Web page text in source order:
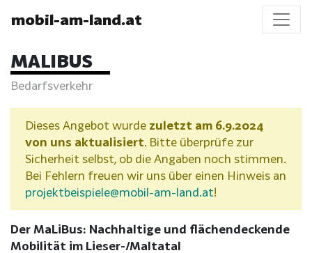
mobil-am-land.at
MALIBUS
Bedarfsverkehr
Dieses Angebot wurde zuletzt am 6.9.2024
von uns aktualisiert. Bitte überprüfe zur
Sicherheit selbst, ob die Angaben noch stimmen.
Bei Fehlern freuen wir uns über einen Hinweis an
projektbeispiele@mobil-am-land.at!
Der MaLiBus: Nachhaltige und flächendeckende
Mobilität im Lieser-/Maltatal